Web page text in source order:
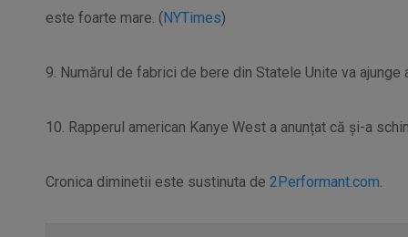
este foarte mare. (NYTimes)
9. Numărul de fabrici de bere din Statele Unite va ajunge
10. Rapperul american Kanye West a anunțat că și-a
Cronica diminetii este sustinuta de 2Performant.com.